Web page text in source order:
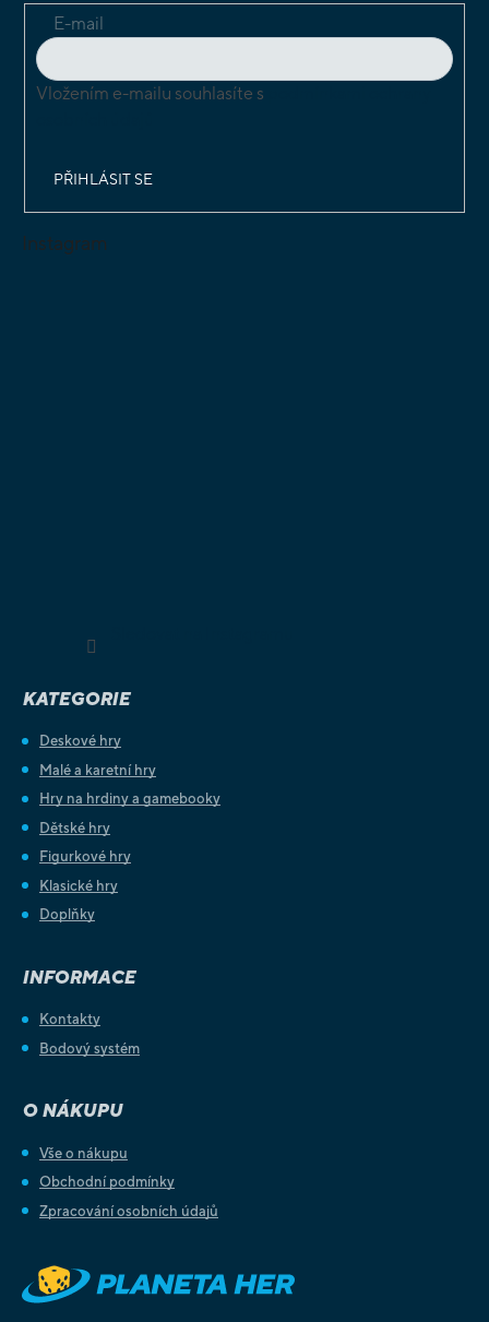
E-mail
Vložením e-mailu souhlasíte s
PŘIHLÁSIT SE
Instagram
KATEGORIE
Deskové hry
Malé a karetní hry
Hry na hrdiny a gamebooky
Dětské hry
Figurkové hry
Klasické hry
Doplňky
INFORMACE
Kontakty
Bodový systém
O NÁKUPU
Vše o nákupu
Obchodní podmínky
Zpracování osobních údajů